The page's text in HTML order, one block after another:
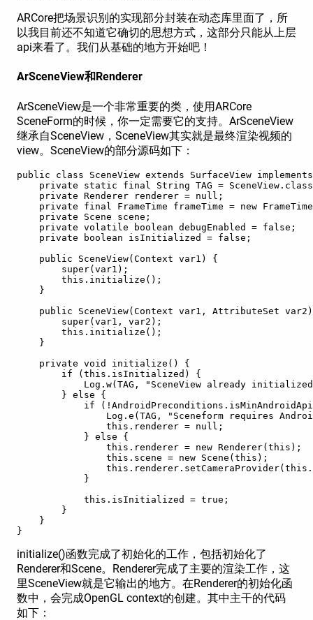
ARCore把场景识别的实现部分封装在动态库里面了，所
以我目前还不知道它确切的思想方式，这部分只能从上层
api来看了。我们从基础的地方开始吧！
ArSceneView和Renderer
ArSceneView是一个非常重要的类，使用ARCore
SceneForm的时候，你一定需要它的支持。ArSceneView
继承自SceneView，SceneView其实就是最终渲染视频的
view。SceneView的部分源码如下：
public class SceneView extends SurfaceView
private static final String TAG =
    private Renderer renderer = null;
private final FrameTime frameTime = new
    private Scene scene;
    private volatile boolean debugEnabled = false;
    private boolean isInitialized = false;
    public SceneView(Context var1) {
        super(var1);
        this.initialize();
    }
public SceneView(Context var1, AttributeSet
        super(var1, var2);
        this.initialize();
    }
    private void initialize() {
        if (this.isInitialized) {
Log.w(TAG, "SceneView already
        } else {
if
Log.e(TAG, "Sceneform requires
                this.renderer = null;
            } else {
                this.renderer = new Renderer(this);
                this.scene = new Scene(this);
            }
            this.isInitialized = true;
        }
    }
}
initialize()函数完成了初始化的工作，包括初始化了
Renderer和Scene。Renderer完成了主要的渲染工作，这
里SceneView就是它输出的地方。在Renderer的初始化函
数中，会完成OpenGL context的创建。其中主干的代码
如下：